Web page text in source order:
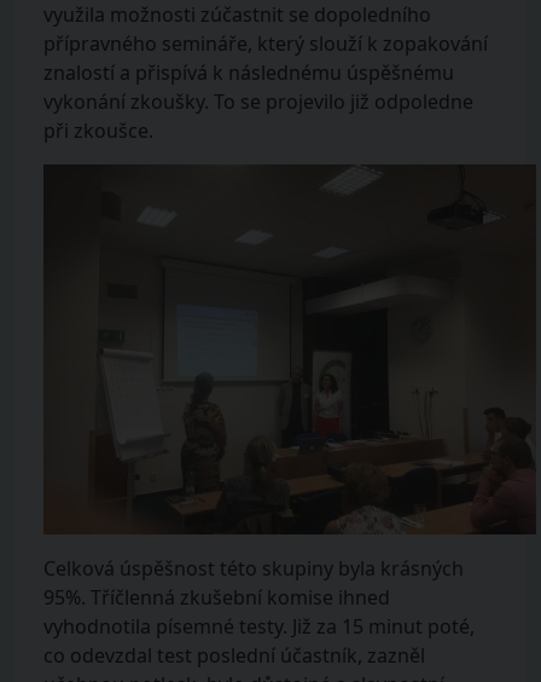
využila možnosti zúčastnit se dopoledního
přípravného semináře, který slouží k zopakování
znalostí a přispívá k následnému úspěšnému
vykonání zkoušky. To se projevilo již odpoledne
při zkoušce.
Celková úspěšnost této skupiny byla krásných
95%. Tříčlenná zkušební komise ihned
vyhodnotila písemné testy. Již za 15 minut poté,
co odevzdal test poslední účastník, zazněl